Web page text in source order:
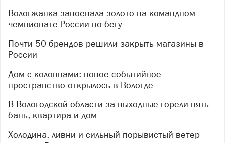
Вологжанка завоевала золото на командном
чемпионате России по бегу
Почти 50 брендов решили закрыть магазины в
России
Дом с колоннами: новое событийное
пространство открылось в Вологде
В Вологодской области за выходные горели пять
бань, квартира и дом
Холодина, ливни и сильный порывистый ветер